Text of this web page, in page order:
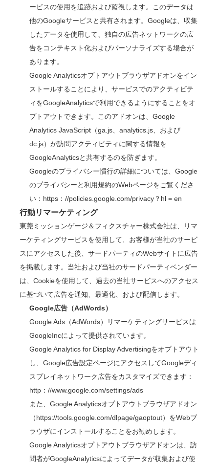
ービスの使用を追跡および監視します。このデータは
他のGoogleサービスと共有されます。Googleは、収集
したデータを使用して、独自の広告ネットワークの広
告をコンテキスト化およびパーソナライズする場合が
あります。
Google Analyticsオプトアウトブラウザアドオンをイン
ストールすることにより、サービスでのアクティビテ
ィをGoogleAnalyticsで利用できるようにすることをオ
プトアウトできます。このアドオンは、Google
Analytics JavaScript（ga.js、analytics.js、および
dc.js）が訪問アクティビティに関する情報を
GoogleAnalyticsと共有するのを防ぎます。
Googleのプライバシー慣行の詳細については、Google
のプライバシーと利用規約のWebページをご覧くださ
い： https ： //policies.google.com/privacy？hl = en
行動リマーケティング
東莞ミッションゲージ＆フィクスチャー株式会社は、リマ
ーケティングサービスを使用して、お客様が当社のサービ
スにアクセスした後、サードパーティのWebサイトに広告
を掲載します。当社および当社のサードパーティベンダー
は、Cookieを使用して、過去の当社サービスへのアクセス
に基づいて広告を通知、最適化、および配信します。
Google広告（AdWords）
Google Ads（AdWords）リマーケティングサービスは
GoogleIncによって提供されています。
Google Analytics for Display Advertisingをオプトアウト
し、Google広告設定ページにアクセスしてGoogleディ
スプレイネットワーク広告をカスタマイズできます：
http ： //www.google.com/settings/ads
また、Google Analyticsオプトアウトブラウザアドオン
（https://tools.google.com/dlpage/gaoptout）をWebブ
ラウザにインストールすることをお勧めします。
Google Analyticsオプトアウトブラウザアドオンは、訪
問者がGoogleAnalyticsによってデータが収集および使